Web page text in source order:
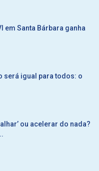
em Santa Bárbara ganha
será igual para todos: o
ou acelerar do nada?